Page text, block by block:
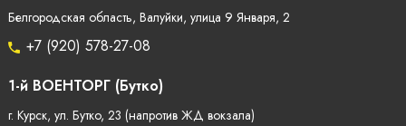
Белгородская область, Валуйки, улица 9 Января, 2
+7 (920) 578-27-08
1-й ВОЕНТОРГ (Бутко)
г. Курск, ул. Бутко, 23 (напротив ЖД вокзала)